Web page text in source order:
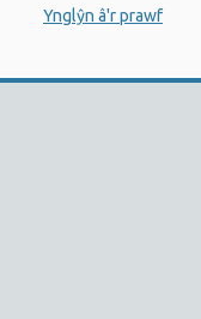
Ynglŷn â'r prawf